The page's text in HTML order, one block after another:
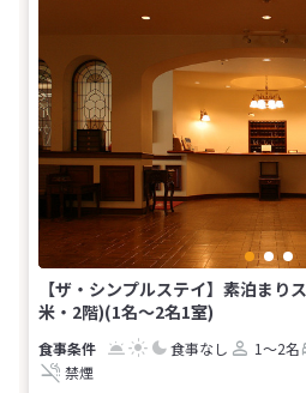
【ザ・シンプルステイ】素泊まり
米・2階)(1名～2名1室)
食事なし 1～2名
禁煙